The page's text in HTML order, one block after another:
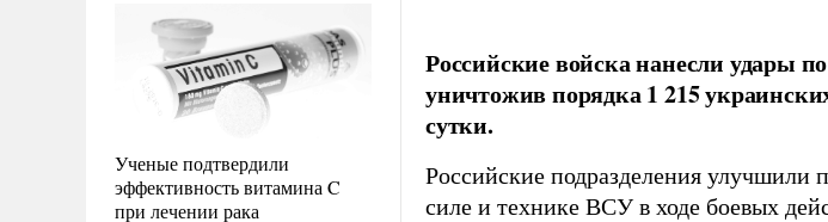
Ученые подтвердили
эффективность витамина C
при лечении рака
Российские войска нанесли удары
уничтожив порядка 1 215
сутки.
Российские подразделения улучшили
силе и технике ВСУ в ходе боевых